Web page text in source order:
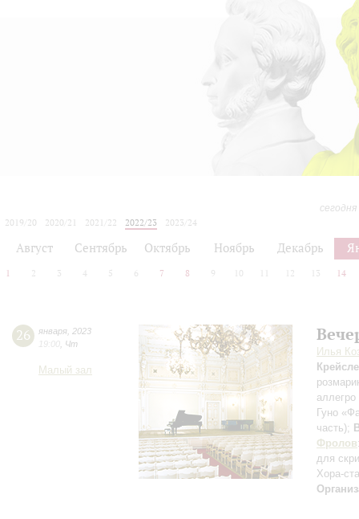
2019/20
2020/21 2021/22 2022/23
2023/24
Август Сентябрь Октябрь Ноябрь Декабрь
1 2 3 4 5 6 7 8 9 10 12 13 14
26 января 2023
19:00 Чт
Малый зал
Илья
Гуно
часть);
Фролов
для
Хора-